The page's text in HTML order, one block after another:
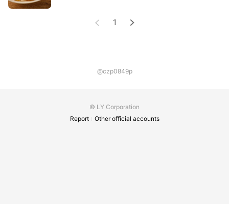
1
@czp0849p
© LY Corporation
Report
Other official accounts